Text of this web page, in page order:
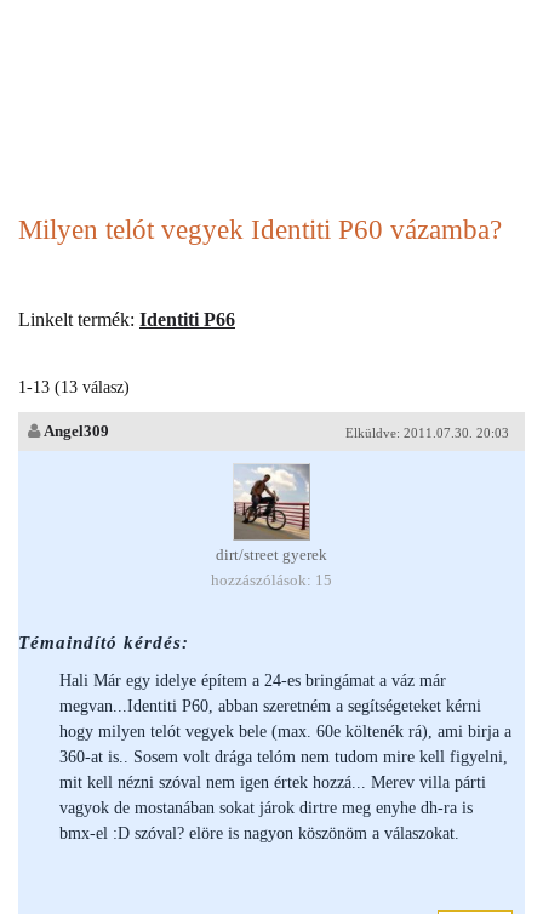
Milyen telót vegyek Identiti P60 vázamba?
Linkelt termék: Identiti P66
1-13 (13 válasz)
Elküldve: 2011.07.30. 20:03
Angel309
dirt/street gyerek
hozzászólások: 15
Témaindító kérdés:
Hali Már egy idelye építem a 24-es bringámat a váz már
megvan...Identiti P60, abban szeretném a segítségeteket kérni
hogy milyen telót vegyek bele (max. 60e költenék rá), ami birja a
360-at is.. Sosem volt drága telóm nem tudom mire kell figyelni,
mit kell nézni szóval nem igen értek hozzá... Merev villa párti
vagyok de mostanában sokat járok dirtre meg enyhe dh-ra is
bmx-el :D szóval? elöre is nagyon köszönöm a válaszokat.